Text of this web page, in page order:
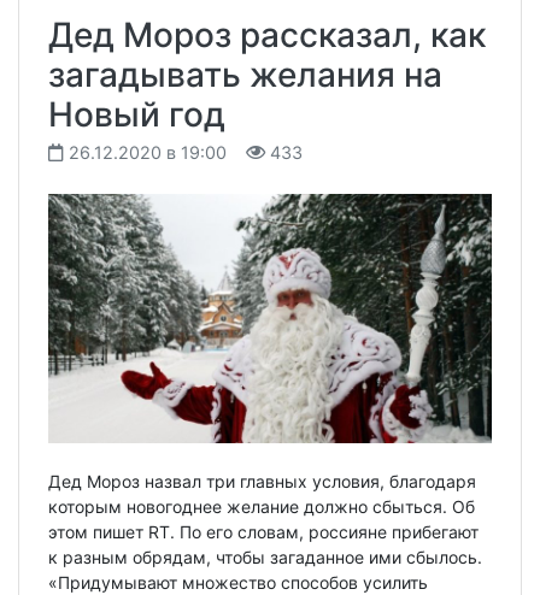
Дед Мороз рассказал, как
загадывать желания на
Новый год
26.12.2020 в 19:00 433
Дед Мороз назвал три главных условия, благодаря
которым новогоднее желание должно сбыться. Об
этом пишет RT. По его словам, россияне прибегают
к разным обрядам, чтобы загаданное ими сбылось.
«Придумывают множество способов усилить